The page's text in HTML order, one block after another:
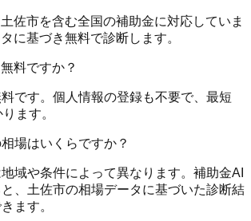
佐市を含む全国の補助金に対応していま
に基づき無料で診断します。
料ですか？
です。個人情報の登録も不要で、最短
ます。
場はいくらですか？
域や条件によって異なります。補助金AI
、土佐市の相場データに基づいた診断結
ます。